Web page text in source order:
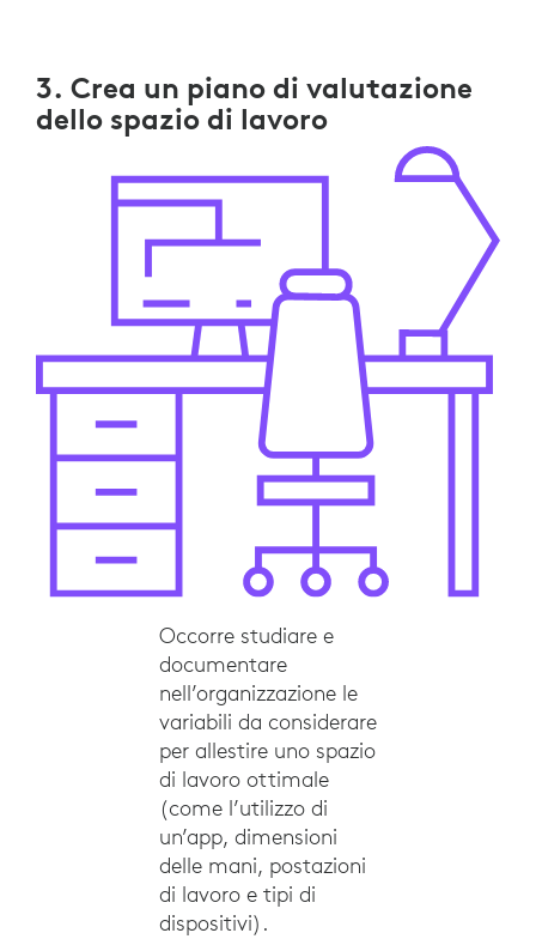
3. Crea un piano di valutazione
dello spazio di lavoro
Occorre studiare e
documentare
nell’organizzazione le
variabili da considerare
per allestire uno spazio
di lavoro ottimale
(come l’utilizzo di
un’app, dimensioni
delle mani, postazioni
di lavoro e tipi di
dispositivi).